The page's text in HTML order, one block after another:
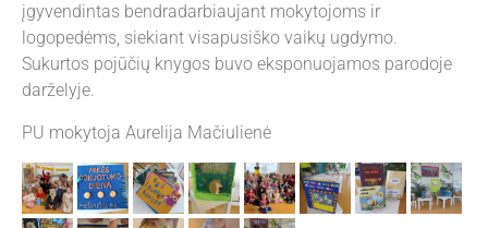
įgyvendintas bendradarbiaujant mokytojoms ir
logopedėms, siekiant visapusiško vaikų ugdymo.
Sukurtos pojūčių knygos buvo eksponuojamos parodoje
darželyje.
PU mokytoja Aurelija Mačiulienė